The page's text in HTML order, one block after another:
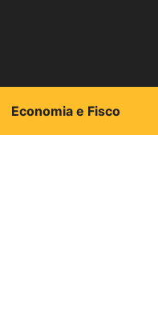
Economia e Fisco